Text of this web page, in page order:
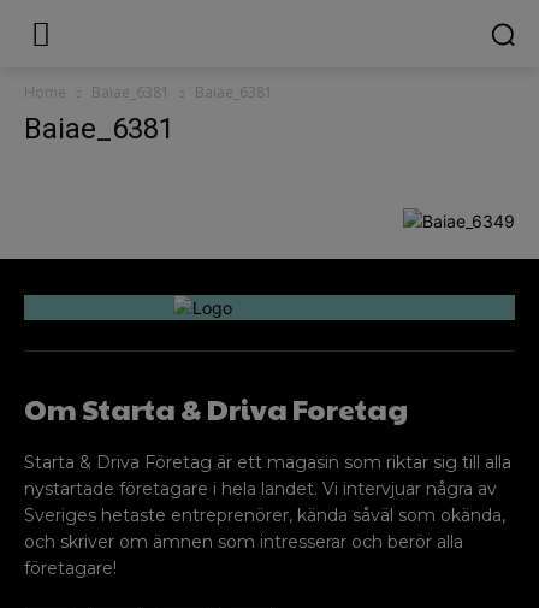
Home Baiae_6381 Baiae_6381
Baiae_6381
Om Starta & Driva Foretag
Starta & Driva Företag är ett magasin som riktar sig till alla
nystartade företagare i hela landet. Vi intervjuar några av
Sveriges hetaste entreprenörer, kända såväl som okända,
och skriver om ämnen som intresserar och berör alla
företagare!